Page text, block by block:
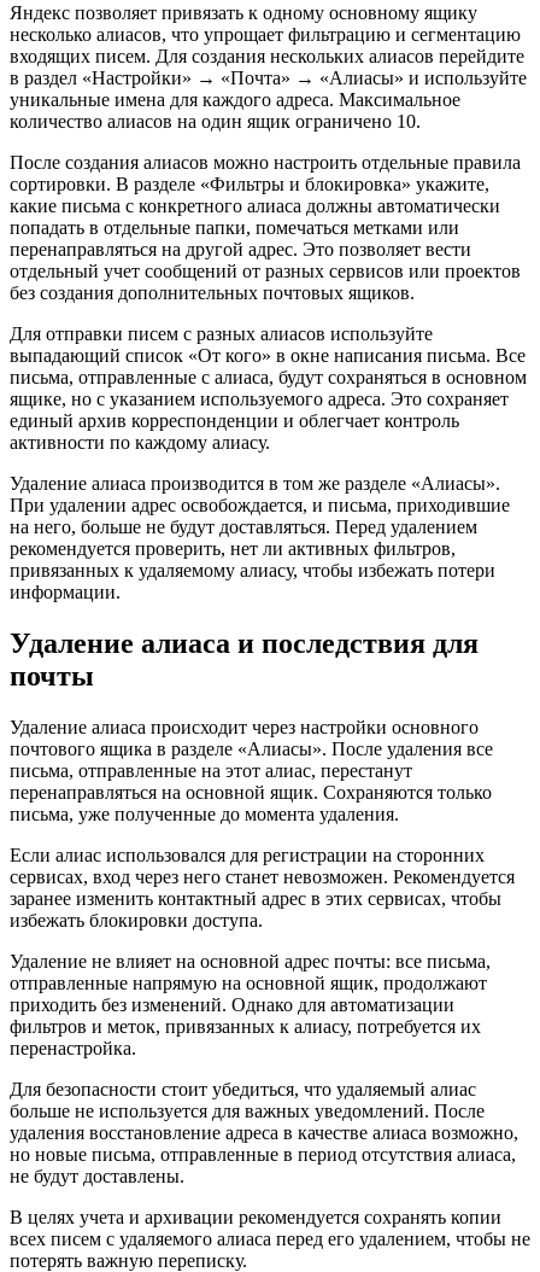
Яндекс позволяет привязать к одному основному ящику
несколько алиасов, что упрощает фильтрацию и сегментацию
входящих писем. Для создания нескольких алиасов перейдите
в раздел «Настройки» → «Почта» → «Алиасы» и используйте
уникальные имена для каждого адреса. Максимальное
количество алиасов на один ящик ограничено 10.
После создания алиасов можно настроить отдельные правила
сортировки. В разделе «Фильтры и блокировка» укажите,
какие письма с конкретного алиаса должны автоматически
попадать в отдельные папки, помечаться метками или
перенаправляться на другой адрес. Это позволяет вести
отдельный учет сообщений от разных сервисов или проектов
без создания дополнительных почтовых ящиков.
Для отправки писем с разных алиасов используйте
выпадающий список «От кого» в окне написания письма. Все
письма, отправленные с алиаса, будут сохраняться в основном
ящике, но с указанием используемого адреса. Это сохраняет
единый архив корреспонденции и облегчает контроль
активности по каждому алиасу.
Удаление алиаса производится в том же разделе «Алиасы».
При удалении адрес освобождается, и письма, приходившие
на него, больше не будут доставляться. Перед удалением
рекомендуется проверить, нет ли активных фильтров,
привязанных к удаляемому алиасу, чтобы избежать потери
информации.
Удаление алиаса и последствия для
почты
Удаление алиаса происходит через настройки основного
почтового ящика в разделе «Алиасы». После удаления все
письма, отправленные на этот алиас, перестанут
перенаправляться на основной ящик. Сохраняются только
письма, уже полученные до момента удаления.
Если алиас использовался для регистрации на сторонних
сервисах, вход через него станет невозможен. Рекомендуется
заранее изменить контактный адрес в этих сервисах, чтобы
избежать блокировки доступа.
Удаление не влияет на основной адрес почты: все письма,
отправленные напрямую на основной ящик, продолжают
приходить без изменений. Однако для автоматизации
фильтров и меток, привязанных к алиасу, потребуется их
перенастройка.
Для безопасности стоит убедиться, что удаляемый алиас
больше не используется для важных уведомлений. После
удаления восстановление адреса в качестве алиаса возможно,
но новые письма, отправленные в период отсутствия алиаса,
не будут доставлены.
В целях учета и архивации рекомендуется сохранять копии
всех писем с удаляемого алиаса перед его удалением, чтобы не
потерять важную переписку.